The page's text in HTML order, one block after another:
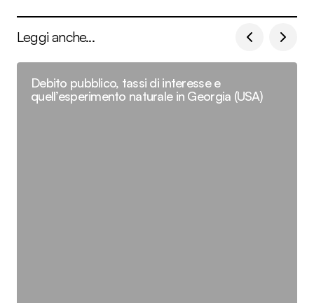
Leggi anche...
Debito pubblico, tassi di interesse e
quell’esperimento naturale in Georgia (USA)